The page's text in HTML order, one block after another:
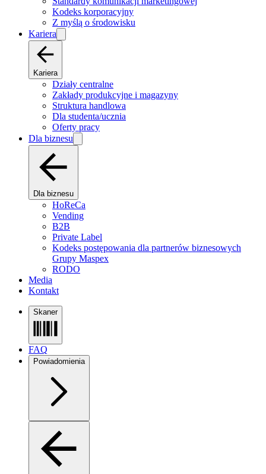
Kodeks korporacyjny
Z myślą o środowisku
Kariera
Kariera
Działy centralne
Zakłady produkcyjne i magazyny
Struktura handlowa
Dla studenta/ucznia
Oferty pracy
Dla biznesu
Dla biznesu
HoReCa
Vending
B2B
Private Label
Kodeks postępowania dla partnerów biznesowych
Grupy Maspex
RODO
Media
Kontakt
Skaner
FAQ
Powiadomienia